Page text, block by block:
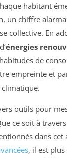
habitant
un chiffre
collective. En
énergies
de
empreinte et
outils pour
ce soit à
dans cet
, il est plus